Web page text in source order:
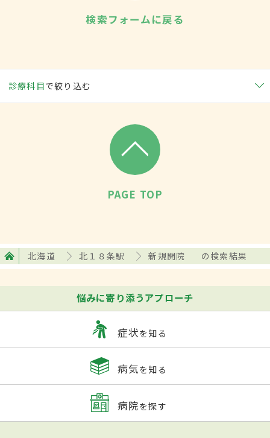
検索フォームに戻る
診療科目で絞り込む
PAGE TOP
北海道 北１８条駅 新規開院 の検索結果
悩みに寄り添うアプローチ
症状を知る
病気を知る
病院を探す